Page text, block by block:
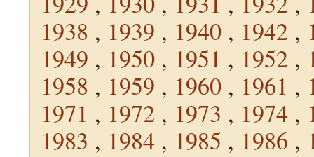
1938 , 1939 , 1940 , 1942 ,
1949 , 1950 , 1951 , 1952 ,
1958 , 1959 , 1960 , 1961 ,
1971 , 1972 , 1973 , 1974 ,
1983 , 1984 , 1985 , 1986 ,